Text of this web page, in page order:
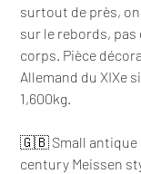
surtout de près,
sur le rebords, pas
corps. Pièce
Allemand du XIXe
1,600kg.
🇬🇧 Small antique
century Meissen